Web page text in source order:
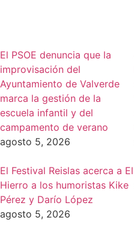
El PSOE denuncia que la
improvisación del
Ayuntamiento de Valverde
marca la gestión de la
escuela infantil y del
campamento de verano
agosto 5, 2026
El Festival Reislas acerca a El
Hierro a los humoristas Kike
Pérez y Darío López
agosto 5, 2026